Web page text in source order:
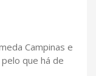
Campinas e
que há de